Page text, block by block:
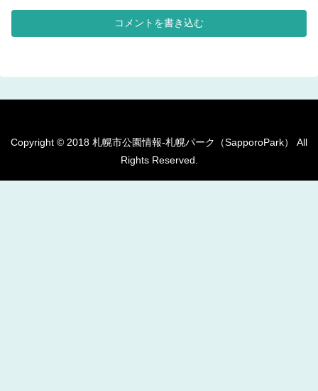
ノラマによるの多目的広場全体。
芝による多目的な利用が可能な広
ます。花壇を囲むように、ベンチ
が設置されています。 メモ住宅
コメントを書き込む
Copyright © 2018 札幌市公園情報-札幌パーク（SapporoPark） All
Rights Reserved.